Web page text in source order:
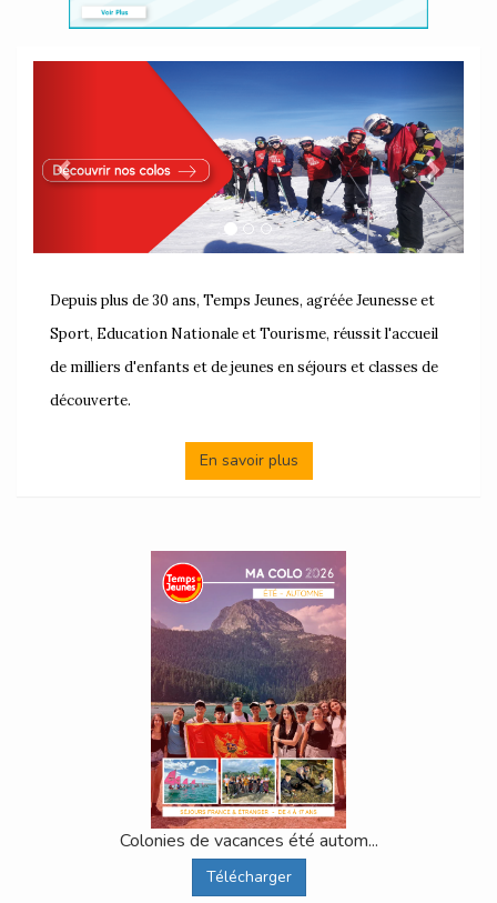
Previous
Depuis plus de 30 ans, Temps Jeunes, agréée Jeunesse et
Sport, Education Nationale et Tourisme, réussit l'accueil
de milliers d'enfants et de jeunes en séjours et classes de
découverte.
En savoir plus
Colonies de vacances été autom...
Télécharger